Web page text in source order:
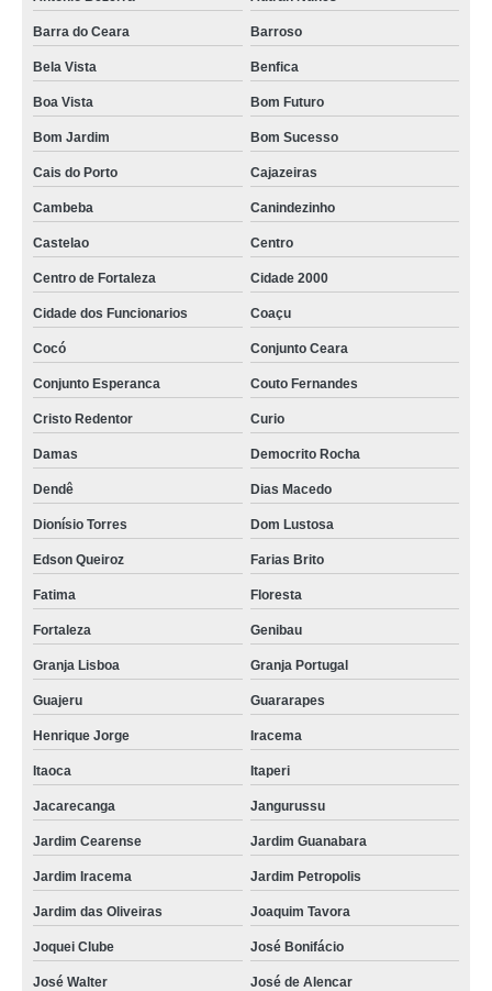
venda de caixão para enterro Farias Brito
caixões simples Jardim Cearense
caixão para recém nascido valor Dendê
comprar caixão de madeira Trairi
caixão para enterro Genibau
caixão infantil Dom Lustosa
comprar caixão para recém nascido Parque Araxa
caixão para enterro valor Mondubim
caixões grandes Centro de Fortaleza
venda de caixão funerário Jardim Iracema
caixão funerário Pindoretama
venda de caixão para defunto Henrique Jorge
caixões para recém nascido Sabiaguaba
comprar caixão para defunto Porto das Dunas
caixões para enterro Maranguape
comprar caixão funerário Quintino Cunha
venda de caixão de madeira Granja Portugal
comprar caixão de luxo Barroso
comprar caixão infantil Parreão
caixões para cremação Parque Iracema
caixões de madeira Sabiaguaba
comprar caixão para recém nascido Lagoa Redonda
Barra do Ceara Barroso
Bela Vista Benfica
Boa Vista Bom Futuro
Bom Jardim Bom Sucesso
Cais do Porto Cajazeiras
Cambeba Canindezinho
Castelao Centro
Centro de Fortaleza Cidade 2000
Cidade dos Funcionarios Coaçu
Cocó Conjunto Ceara
Conjunto Esperanca Couto Fernandes
Cristo Redentor Curio
Damas Democrito Rocha
Dendê Dias Macedo
Dionísio Torres Dom Lustosa
Edson Queiroz Farias Brito
Fatima Floresta
Fortaleza Genibau
Granja Lisboa Granja Portugal
Guajeru Guararapes
Henrique Jorge Iracema
Itaoca Itaperi
Jacarecanga Jangurussu
Jardim Cearense Jardim Guanabara
Jardim Iracema Jardim Petropolis
Jardim das Oliveiras Joaquim Tavora
Joquei Clube José Bonifácio
José Walter José de Alencar